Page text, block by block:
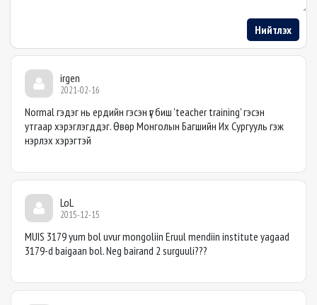
Нийтлэх
irgen
2021-02-16
Normal гэдэг нь ердийн гэсэн үг биш 'teacher training' гэсэн
утгаар хэрэглэгддэг. Өвөр Монголын Багшийн Их Сургууль гэж
нэрлэх хэрэгтэй
LoL
2015-12-15
MUIS 3179 yum bol uvur mongoliin Eruul mendiin institute yagaad
3179-d baigaan bol. Neg bairand 2 surguuli???